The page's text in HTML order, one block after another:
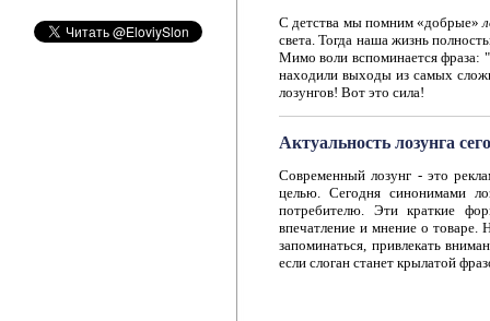
С детства мы помним «добрые»
света. Тогда наша жизнь
Мимо воли вспоминается фраза:
находили выходы из самых
лозунгов! Вот это сила!
Актуальность лозунга
Современный лозунг - это
целью. Сегодня синонимами
потребителю. Эти краткие
впечатление и мнение о товаре.
запоминаться, привлекать
если слоган станет крылатой